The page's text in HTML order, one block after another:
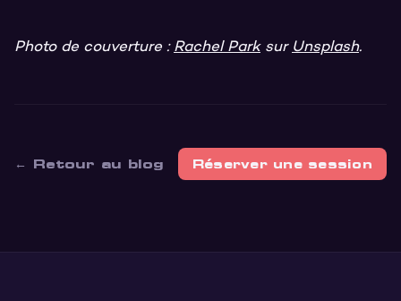
Photo de couverture : Rachel Parksur Unsplash.
← Retour au blog Réserver une session